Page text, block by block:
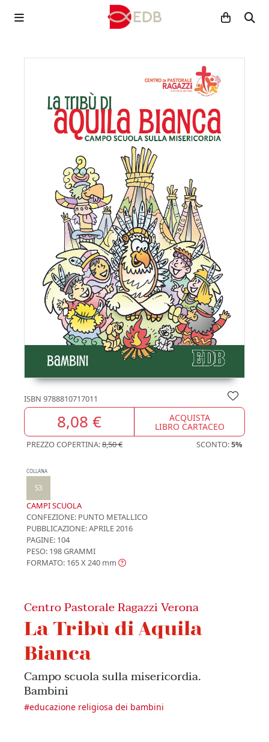
ISBN 9788810717011
8,08 € ACQUISTA
LIBRO CARTACEO
PREZZO COPERTINA:8,50 € SCONTO:5%
COLLANA
S3
CAMPI SCUOLA
CONFEZIONE: PUNTO METALLICO
PUBBLICAZIONE:APRILE 2016
PAGINE: 104
PESO: 198 GRAMMI
FORMATO: 165 X 240 mm
Centro Pastorale Ragazzi Verona
La Tribù di Aquila
Bianca
Campo scuola sulla misericordia.
Bambini
#educazione religiosa dei bambini